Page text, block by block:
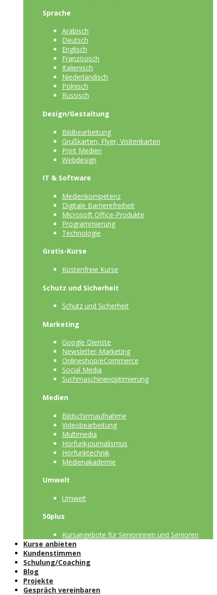
Sprache
Arabisch
Deutsch
Englisch
Französisch
Italienisch
Niederländisch
Polnisch
Russisch
Design/Gestaltung
Bildbearbeitung
Grußkarten, Flyer, Visitenkarten
Print Medien
Webdesign
IT & Software
Medienkompetenz
Digitale Barrierefreiheit
Microsoft Office-Produkte
Programmierung
Technologie
Gratis-Kurse
Kostenfreie Kurse
Schutz und Sicherheit
Schutz und Sicherheit
Marketing
Google Dienste
Newsletter-Marketing
Onlineshop/eCommerce
Social Media
Suchmaschinenoptimierung
Medien
Bildschirmaufnahme
Videobearbeitung
Multimedia
Hörfunkjournalismus
Hörfunktechnik
Medienakademie
Umwelt
Umwelt
50plus
Kursangebote für Seniorinnen und Senioren
Kurse anbieten
Kundenstimmen
Schulung/Coaching
Blog
Projekte
Gespräch vereinbaren